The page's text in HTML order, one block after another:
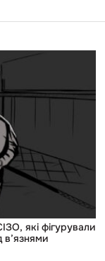
які фігурували
в’язнями